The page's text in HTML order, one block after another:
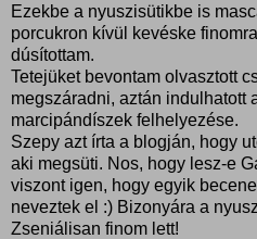
Ezekbe a nyuszisütikbe is
porcukron kívül kevéske
dúsítottam.
Tetejüket bevontam olvasztott
megszáradni, aztán indulhatott
marcipándíszek felhelyezése.
Szepy azt írta a blogján, hogy
aki megsüti. Nos, hogy lesz-e
viszont igen, hogy egyik
neveztek el :) Bizonyára a
Zseniálisan finom lett!